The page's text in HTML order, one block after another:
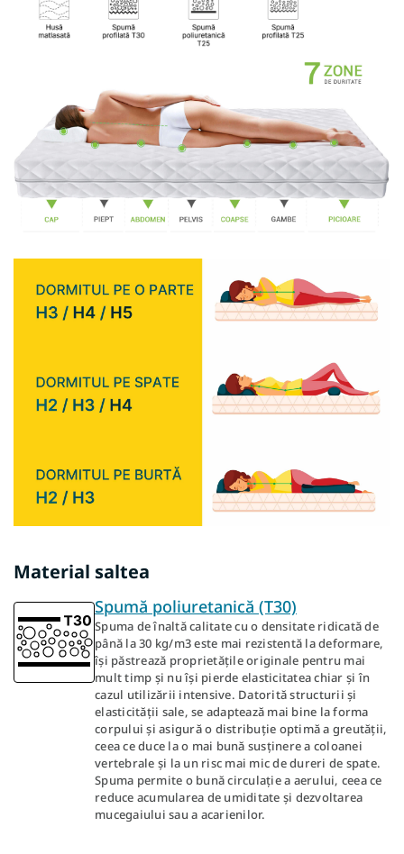
Material saltea
Spumă poliuretanică (T30)
Spuma de înaltă calitate cu o densitate ridicată de
până la 30 kg/m3 este mai rezistentă la deformare,
își păstrează proprietățile originale pentru mai
mult timp și nu își pierde elasticitatea chiar și în
cazul utilizării intensive. Datorită structurii și
elasticității sale, se adaptează mai bine la forma
corpului și asigură o distribuție optimă a greutății,
ceea ce duce la o mai bună susținere a coloanei
vertebrale și la un risc mai mic de dureri de spate.
Spuma permite o bună circulație a aerului, ceea ce
reduce acumularea de umiditate și dezvoltarea
mucegaiului sau a acarienilor.